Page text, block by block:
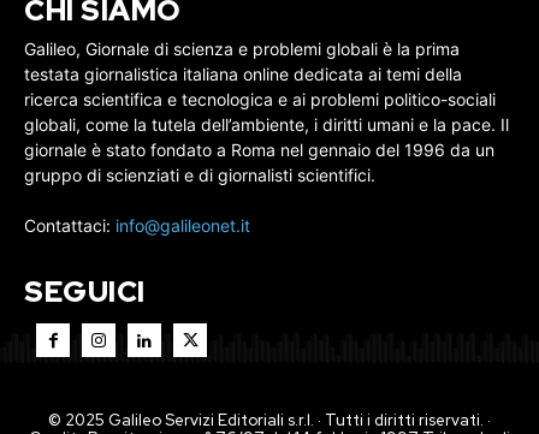
CHI SIAMO
Galileo, Giornale di scienza e problemi globali è la prima
testata giornalistica italiana online dedicata ai temi della
ricerca scientifica e tecnologica e ai problemi politico-sociali
globali, come la tutela dell’ambiente, i diritti umani e la pace. Il
giornale è stato fondato a Roma nel gennaio del 1996 da un
gruppo di scienziati e di giornalisti scientifici.
Contattaci: info@galileonet.it
SEGUICI
© 2025 Galileo Servizi Editoriali s.r.l. · Tutti i diritti riservati. ·